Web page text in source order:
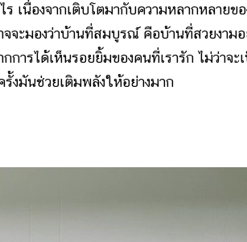
เนื่องจากเติบโตมากับความหลากหลายขอ
จะมองว่าบ้านที่สมบูรณ์ คือบ้านที่สวยงามอ
รได้เห็นรอยยิ้มของคนที่เรารัก ไม่ว่าจะ
งมันช่วยเติมพลังให้อย่างมาก